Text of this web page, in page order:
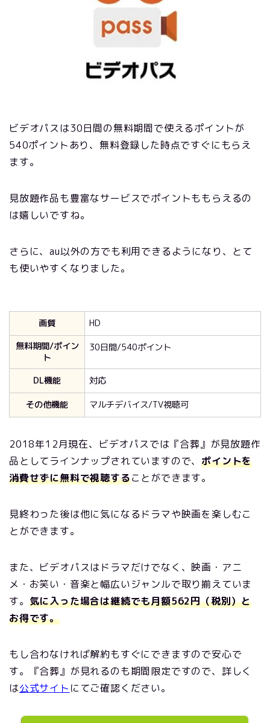
ビデオパスは30日間の無料期間で使えるポイントが
540ポイントあり、無料登録した時点ですぐにもらえ
ます。
見放題作品も豊富なサービスでポイントももらえるの
は嬉しいですね。
さらに、au以外の方でも利用できるようになり、とて
も使いやすくなりました。
画質
HD
無料期間/ポイン
ト
30日間/540ポイント
DL機能
対応
その他機能
マルチデバイス/TV視聴可
2018年12月現在、ビデオパスでは『合葬』が見放題作
品としてラインナップされていますので、ポイントを
消費せずに無料で視聴することができます。
見終わった後は他に気になるドラマや映画を楽しむこ
とができます。
また、ビデオパスはドラマだけでなく、映画・アニ
メ・お笑い・音楽と幅広いジャンルで取り揃えていま
す。 気に入った場合は継続でも月額562円（税別）と
お得です。
もし合わなければ解約もすぐにできますので安心で
す。『合葬』が見れるのも期間限定ですので、詳しく
は公式サイト にてご確認ください。